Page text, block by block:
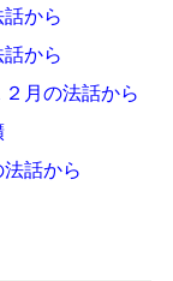
から
から
月の法話から
話から